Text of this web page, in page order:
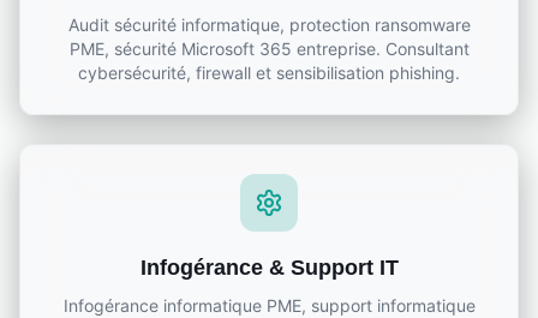
Audit sécurité informatique, protection ransomware
PME, sécurité Microsoft 365 entreprise. Consultant
cybersécurité, firewall et sensibilisation phishing.
Infogérance & Support IT
Infogérance informatique PME, support informatique